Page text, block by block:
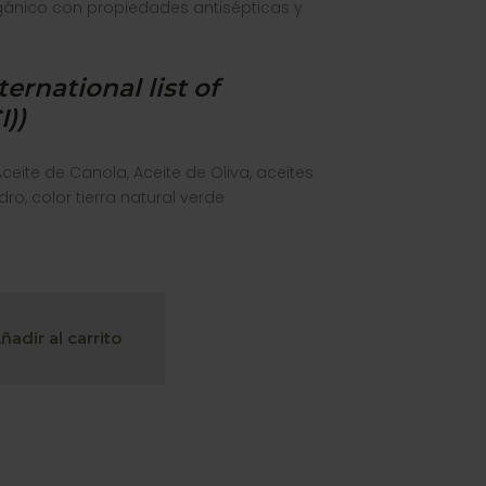
con propiedades antisépticas y
list of
de Canola, Aceite de Oliva, aceites
color tierra natural verde
al carrito